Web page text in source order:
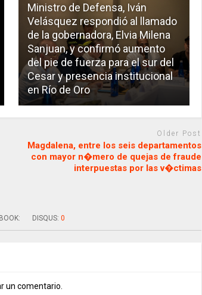
Ministro de Defensa, Iván
Velásquez respondió al llamado
de la gobernadora, Elvia Milena
Sanjuan, y confirmó aumento
del pie de fuerza para el sur del
Cesar y presencia institucional
en Río de Oro
Older Post
Magdalena, entre los seis departamentos
con mayor n�mero de quejas de fraude
interpuestas por las v�ctimas
DISQUS: 0
un comentario.